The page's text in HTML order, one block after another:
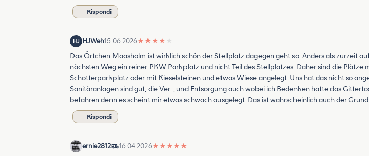
Rispondi
HJ HJWeh15.06.2026★ ★ ★ ★ ★
Das Örtchen Maasholm ist wirklich schön der Stellplatz dagegen geht so. Anders als zurzeit
nächsten Weg ein reiner PKW Parkplatz und nicht Teil des Stellplatzes. Daher sind die
Schotterparkplatz oder mit Kieselsteinen und etwas Wiese angelegt. Uns hat das nicht so
Sanitäranlagen sind gut, die Ver-, und Entsorgung auch wobei ich Bedenken hatte das
befahren denn es scheint mir etwas schwach ausgelegt. Das ist wahrscheinlich auch der
Rispondi
ernie2812 16.04.2026★ ★ ★ ★ ★